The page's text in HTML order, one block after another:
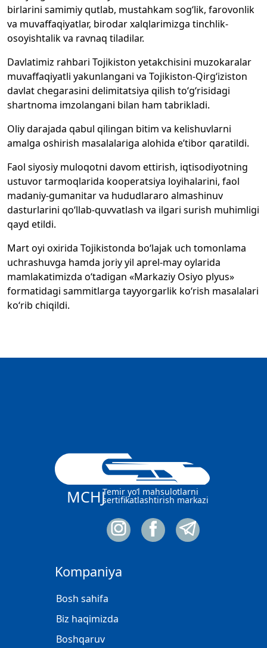
birlarini samimiy qutlab, mustahkam sog‘lik, farovonlik
va muvaffaqiyatlar, birodar xalqlarimizga tinchlik-
osoyishtalik va ravnaq tiladilar.
Davlatimiz rahbari Tojikiston yetakchisini muzokaralar
muvaffaqiyatli yakunlangani va Tojikiston-Qirg‘iziston
davlat chegarasini delimitatsiya qilish to‘g‘risidagi
shartnoma imzolangani bilan ham tabrikladi.
Oliy darajada qabul qilingan bitim va kelishuvlarni
amalga oshirish masalalariga alohida e’tibor qaratildi.
Faol siyosiy muloqotni davom ettirish, iqtisodiyotning
ustuvor tarmoqlarida kooperatsiya loyihalarini, faol
madaniy-gumanitar va hududlararo almashinuv
dasturlarini qo‘llab-quvvatlash va ilgari surish muhimligi
qayd etildi.
Mart oyi oxirida Tojikistonda bo‘lajak uch tomonlama
uchrashuvga hamda joriy yil aprel-may oylarida
mamlakatimizda o‘tadigan «Markaziy Osiyo plyus»
formatidagi sammitlarga tayyorgarlik ko‘rish masalalari
ko‘rib chiqildi.
MCHJTemir yo‘l mahsulotlarni
sertifikatlashtirish markazi
Kompaniya
Bosh sahifa
Biz haqimizda
Boshqaruv